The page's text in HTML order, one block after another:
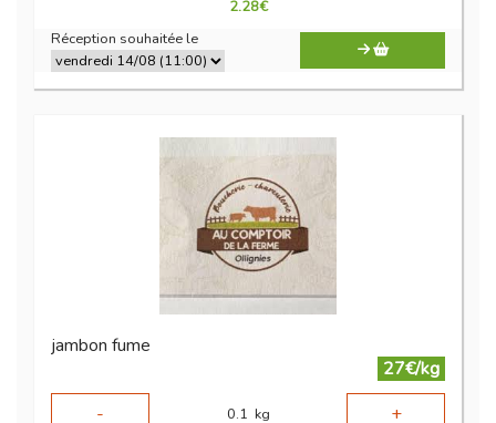
2.28€
Réception souhaitée le
jambon fume
27€/kg
-
0.1 kg +